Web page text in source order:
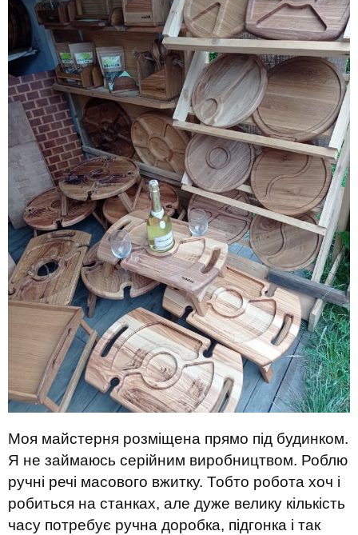
Моя майстерня розміщена прямо під будинком.
Я не займаюсь серійним виробництвом. Роблю
ручні речі масового вжитку. Тобто робота хоч і
робиться на станках, але дуже велику кількість
часу потребує ручна доробка, підгонка і так